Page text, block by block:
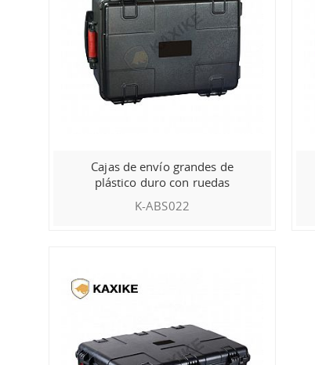
Cajas de envío grandes de
plástico duro con ruedas
K-ABS022